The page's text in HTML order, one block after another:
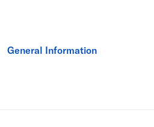
General Information